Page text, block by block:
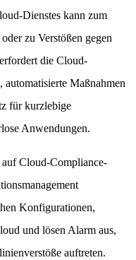
Dienstes kann zum
zu Verstößen gegen
die Cloud-
Maßnahmen
für kurzlebige
Anwendungen.
auf Cloud-Compliance-
Konfigurationen,
und lösen Alarm aus,
auftreten.